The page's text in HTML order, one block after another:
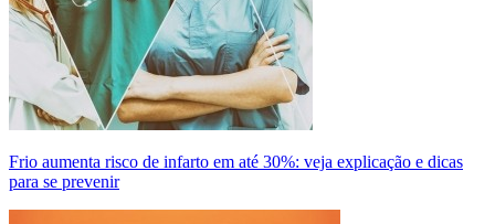
Frio aumenta risco de infarto em até 30%: veja explicação e dicas
para se prevenir